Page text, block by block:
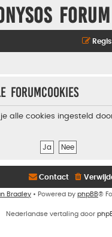
Forum
forumcookies
alle cookies ingesteld
Contact
Bradley • Powered by phpBB®
Nederlandse vertaling door